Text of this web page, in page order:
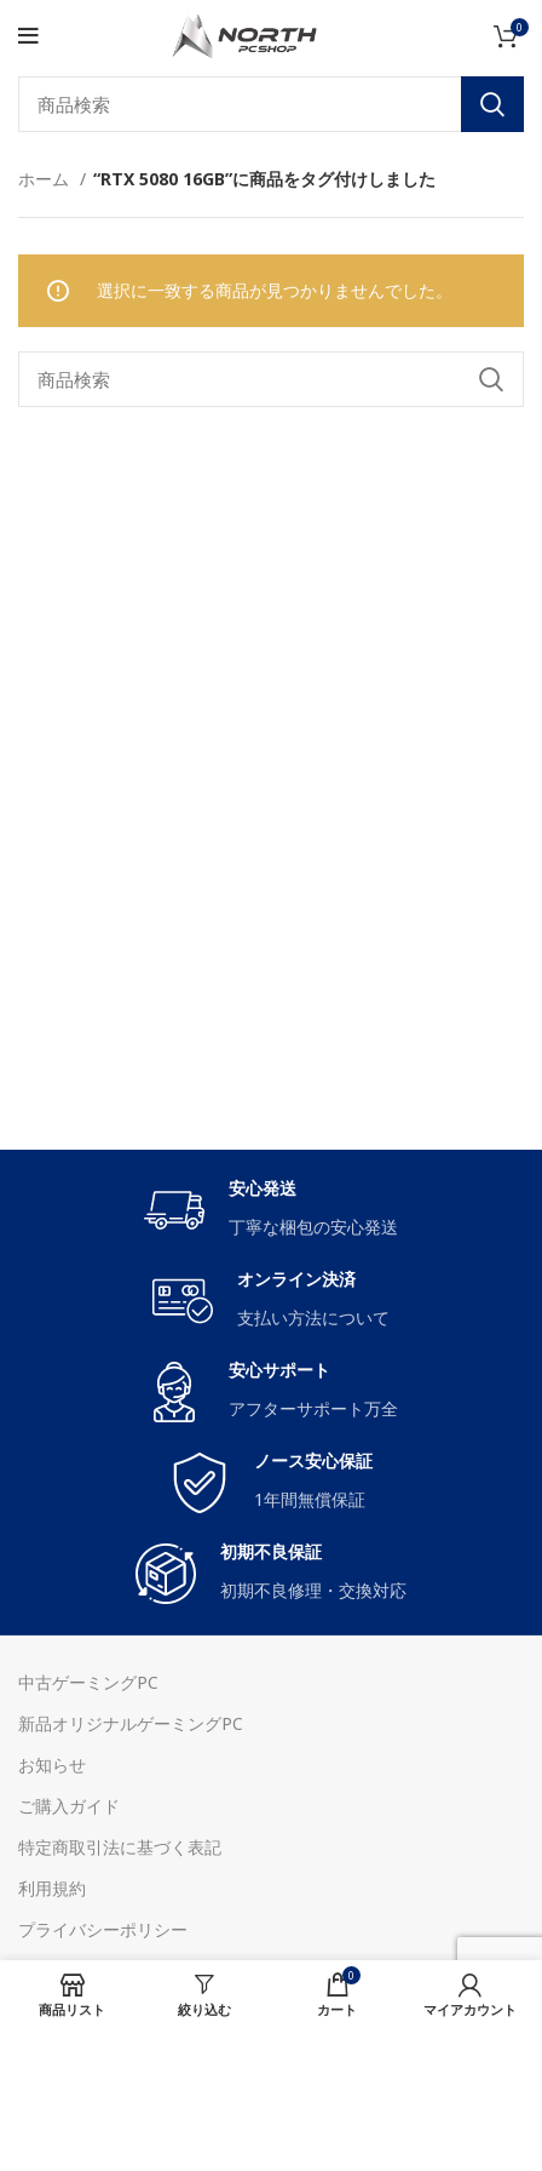
0
ホーム “RTX 5080 16GB”に商品をタグ付けしました
選択に一致する商品が見つかりませんでした。
安心発送
丁寧な梱包の安心発送
オンライン決済
支払い方法について
安心サポート
アフターサポート万全
ノース安心保証
1年間無償保証
初期不良保証
初期不良修理・交換対応
中古ゲーミングPC
新品オリジナルゲーミングPC
お知らせ
ご購入ガイド
特定商取引法に基づく表記
利用規約
プライバシーポリシー
店舗情報
お問合せ
商品リスト 絞り込む
0
カート マイアカウント